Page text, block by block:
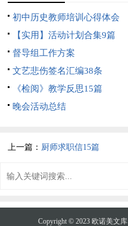
初中历史教师培训心得体会
【实用】活动计划合集9篇
督导组工作方案
文艺悲伤签名汇编38条
《检阅》教学反思15篇
晚会活动总结
上一篇： 厨师求职信15篇
Copyright © 2023 欧诺美文库